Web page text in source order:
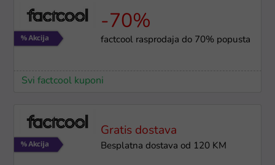
-70%
factcool rasprodaja do 70% popusta
Svi factcool kuponi
Gratis dostava
Besplatna dostava od 120 KM